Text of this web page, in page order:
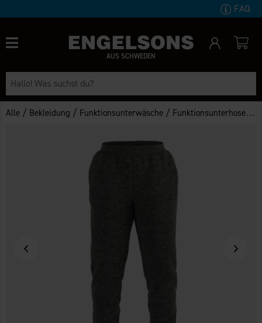
FAQ
AUS SCHWEDEN
Alle / Bekleidung / Funktionsunterwäsche / Funktionsunterhosen /